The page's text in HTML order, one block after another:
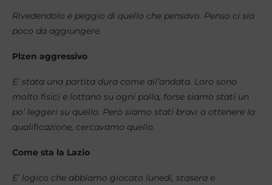
Rivedendolo è peggio di quello che pensavo. Penso ci sia
poco da aggiungere.
Plzen aggressivo
E’ stata una partita dura come all’andata. Loro sono
molto fisici e lottano su ogni palla, forse siamo stati un
po’ leggeri su quello. Però siamo stati bravi a ottenere la
qualificazione, cercavamo quello.
Come sta la Lazio
E’ logico che abbiamo giocato lunedì, stasera e